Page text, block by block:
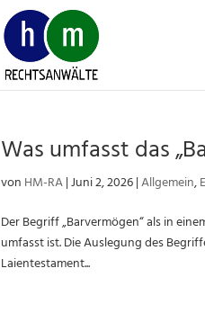
Was umfasst das
vonHM-RA|Juni 2, 2026|Allgemein,
Der Begriff „Barvermögen“ als in
umfasst ist. Die Auslegung des
Laientestament...